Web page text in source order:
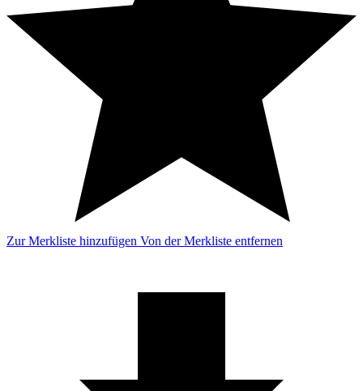
Zur Merkliste hinzufügen Von der Merkliste entfernen